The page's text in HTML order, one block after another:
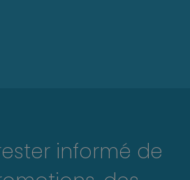
informé de